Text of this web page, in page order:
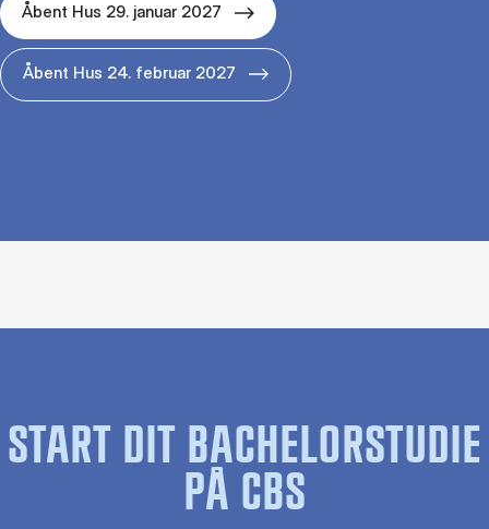
Åbent Hus 29. januar 2027
Åbent Hus 24. februar 2027
START DIT BACHELORSTUDIE
PÅ CBS